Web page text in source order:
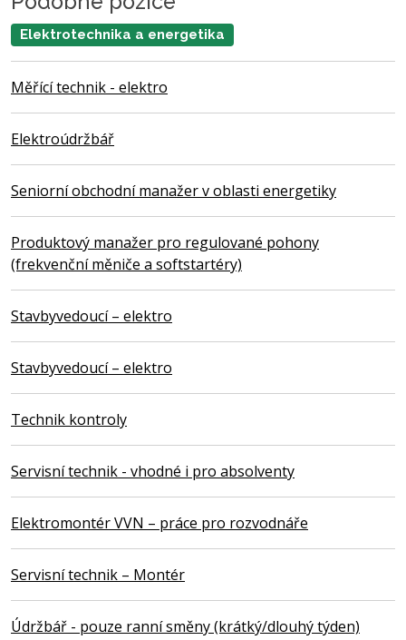
Elektrotechnika a energetika
Měřící technik - elektro
Elektroúdržbář
Seniorní obchodní manažer v oblasti energetiky
Produktový manažer pro regulované pohony
(frekvenční měniče a softstartéry)
Stavbyvedoucí – elektro
Stavbyvedoucí – elektro
Technik kontroly
Servisní technik - vhodné i pro absolventy
Elektromontér VVN – práce pro rozvodnáře
Servisní technik – Montér
Údržbář - pouze ranní směny (krátký/dlouhý týden)